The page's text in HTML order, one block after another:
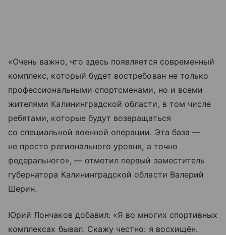
«Очень важно, что здесь появляется современный
комплекс, который будет востребован не только
профессиональными спортсменами, но и всеми
жителями Калининградской области, в том числе
ребятами, которые будут возвращаться
со специальной военной операции. Эта база —
не просто регионального уровня, а точно
федерального», — отметил первый заместитель
губернатора Калининградской области Валерий
Шерин.
Юрий Лончаков добавил: «Я во многих спортивных
комплексах бывал. Скажу честно: я восхищён.